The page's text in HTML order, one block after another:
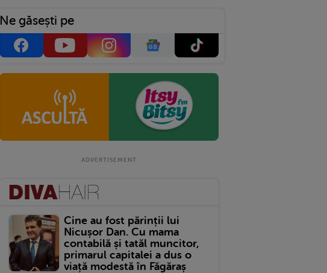
Ne găsești pe
Cine au fost părinții lui
Nicușor Dan. Cu mama
contabilă și tatăl muncitor,
primarul capitalei a dus o
viață modestă în Făgăraș